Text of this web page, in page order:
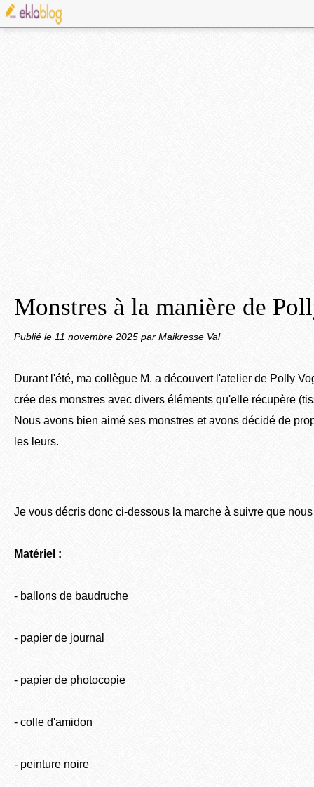
Monstres à la manière de
Publié le 11 novembre 2025 par Maikresse Val
Durant l'été, ma collègue M. a découvert l'atelier de Polly
crée des monstres avec divers éléments qu'elle récupère
Nous avons bien aimé ses monstres et avons décidé de
les leurs.
Je vous décris donc ci-dessous la marche à suivre que
Matériel :
- ballons de baudruche
- papier de journal
- papier de photocopie
- colle d'amidon
- peinture noire